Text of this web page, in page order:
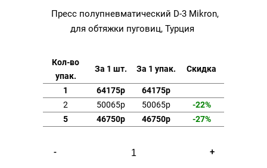
Пресс полупневматический D-3 Mikron,
для обтяжки пуговиц, Турция
Кол-во
упак.
За 1 шт. За 1 упак. Скидка
1 64175р
64175р
2
50065р 50065р
-22%
5
46750р 46750р -27%
-
товара
+